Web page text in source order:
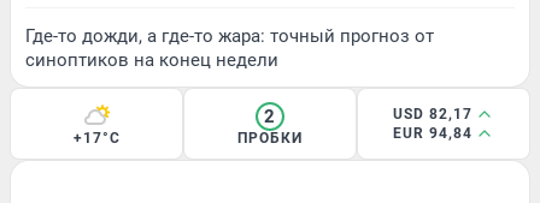
Где-то дожди, а где-то жара: точный прогноз от
синоптиков на конец недели
+17°C
2
ПРОБКИ
USD 82,17
EUR 94,84